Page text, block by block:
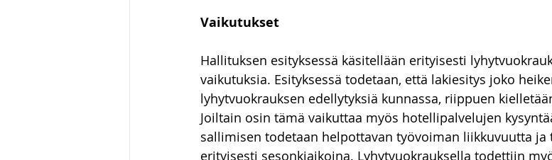
Vaikutukset
Hallituksen esityksessä käsitellään erityisesti
vaikutuksia. Esityksessä todetaan, että lakiesitys joko
lyhytvuokrauksen edellytyksiä kunnassa, riippuen
Joiltain osin tämä vaikuttaa myös hotellipalvelujen
sallimisen todetaan helpottavan työvoiman liikkuvuutta ja
erityisesti sesonkiaikoina. Lyhytvuokrauksella todettiin